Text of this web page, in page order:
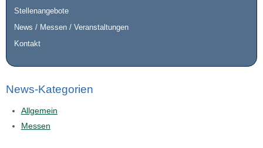
Stellenangebote
News / Messen / Veranstaltungen
Kontakt
News-Kategorien
Allgemein
Messen